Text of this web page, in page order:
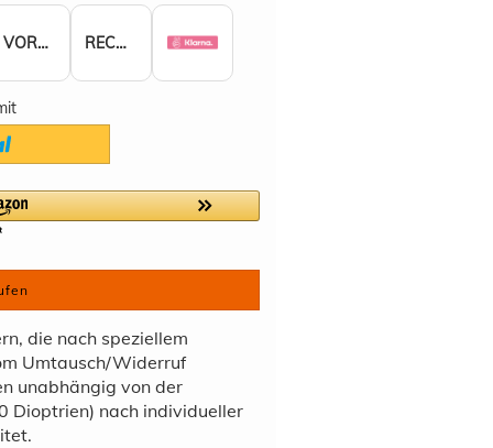
VORKASSE RECHNUNG
die nach speziellem
Umtausch/Widerruf
unabhängig von der
Dioptrien) nach individueller